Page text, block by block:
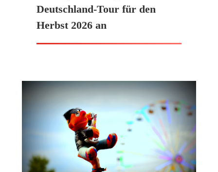
Deutschland-Tour für den
Herbst 2026 an